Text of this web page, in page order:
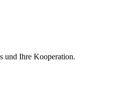
und Ihre Kooperation.